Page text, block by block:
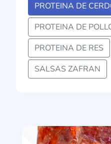
PROTEINA DE
PROTEINA DE
PROTEINA DE RES
SALSAS ZAFRAN